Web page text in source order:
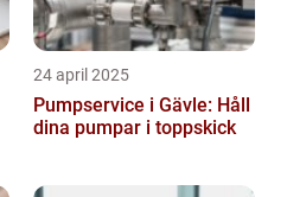
24 april 2025
Pumpservice i Gävle: Håll
dina pumpar i toppskick